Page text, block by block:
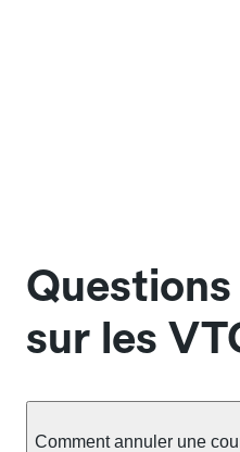
sur les
Comment annuler une